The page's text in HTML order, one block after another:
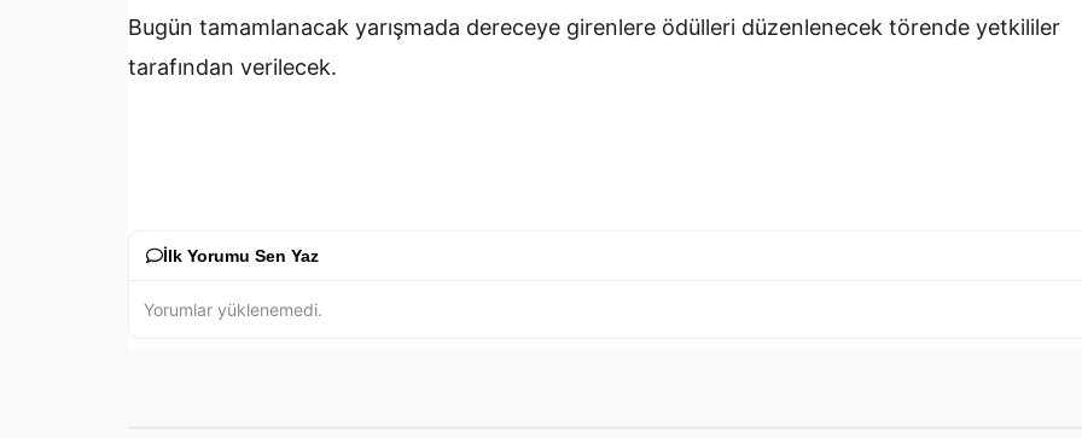
Bugün tamamlanacak yarışmada dereceye girenlere ödülleri düzenlenecek törende yetkililer
tarafından verilecek.
İlk Yorumu Sen Yaz
Yorumlar yüklenemedi.